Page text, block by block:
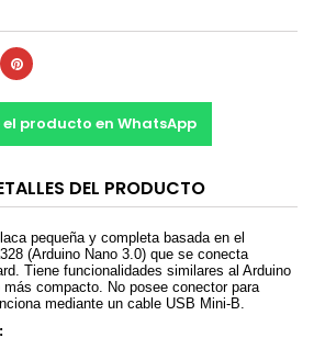
producto en WhatsApp
DEL PRODUCTO
pequeña y completa basada en el
(Arduino Nano 3.0) que se conecta
Tiene funcionalidades similares al Arduino
compacto. No posee conector para
mediante un cable USB Mini-B.